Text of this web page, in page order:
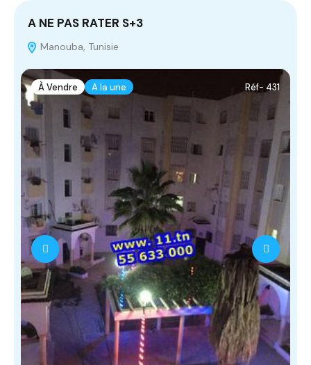
A NE PAS RATER S+3
Manouba, Tunisie
À Vendre A la une Réf- 431